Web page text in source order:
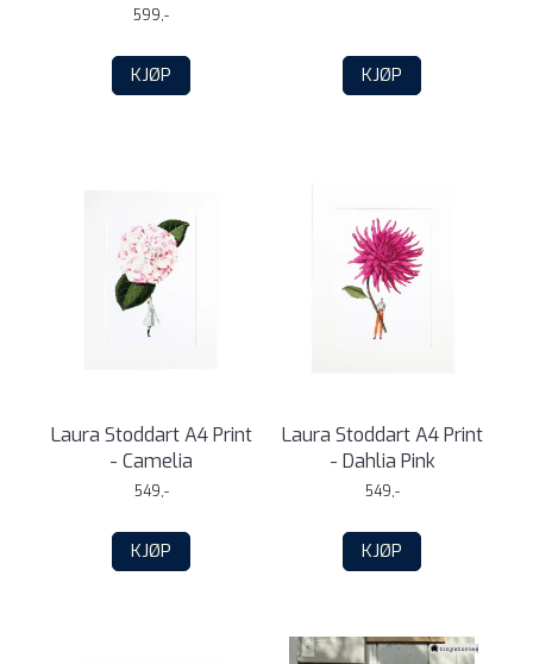
599,-
KJØP KJØP
Laura Stoddart A4 Print
- Camelia
549,-
KJØP
Laura Stoddart A4 Print
- Dahlia Pink
549,-
KJØP